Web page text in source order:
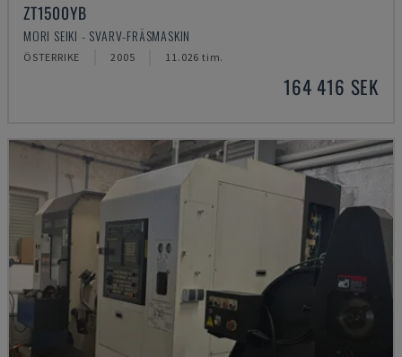
ZT1500YB
MORI SEIKI - SVARV-FRÄSMASKIN
ÖSTERRIKE 2005 11.026 tim.
164 416 SEK